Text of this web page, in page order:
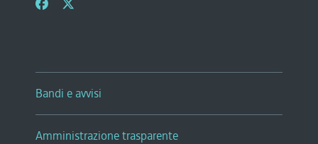
Bandi e avvisi
Amministrazione trasparente